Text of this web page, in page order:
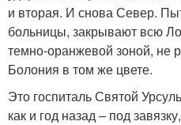
и вторая. И снова Север.
больницы, закрывают всю
темно-оранжевой зоной, не
Болония в том же цвете.
Это госпиталь Святой
как и год назад – под